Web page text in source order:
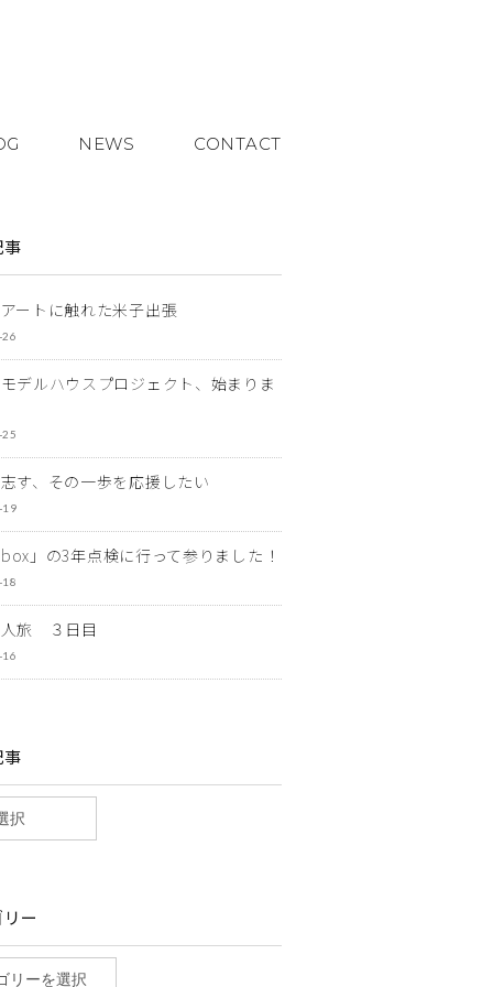
NEWS CONTACT
ートに触れた米子出張
デルハウスプロジェクト、始まりま
す、その一歩を応援したい
19
」の3年点検に行って参りました！
旅 ３日目
ー